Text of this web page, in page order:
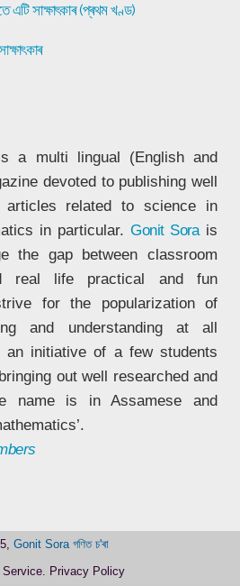
এটি সাক্ষাৎকাৰ (প্ৰথম খণ্ড)
a multi lingual (English and
devoted to publishing well
articles related to science in
in particular.Gonit Sorais
the gap between classroom
real life practical and fun
for the popularization of
and understanding at all
initiative of a few students
out well researched and
name is in Assamese and
Gonit Sora গণিত চ'ৰা
. Privacy Policy